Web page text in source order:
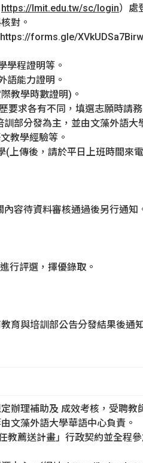
https://lmit.edu.tw/sc/login）處
對。
forms.gle/
學程證明等。
語能力證明。
教學時數證明)。
求各有不同，填選志願時請
部分發為主，並由文藻外語大
教學經驗等。
傳後，請於平日上班時間來
容待資料審核通過後另行通知
行評選，擇優錄取。
育與培訓部公告分發結果後通
辦理補助及 成效考核，受聘教
文藻外語大學華語中心負責。
薦送計畫」行政契約並全程